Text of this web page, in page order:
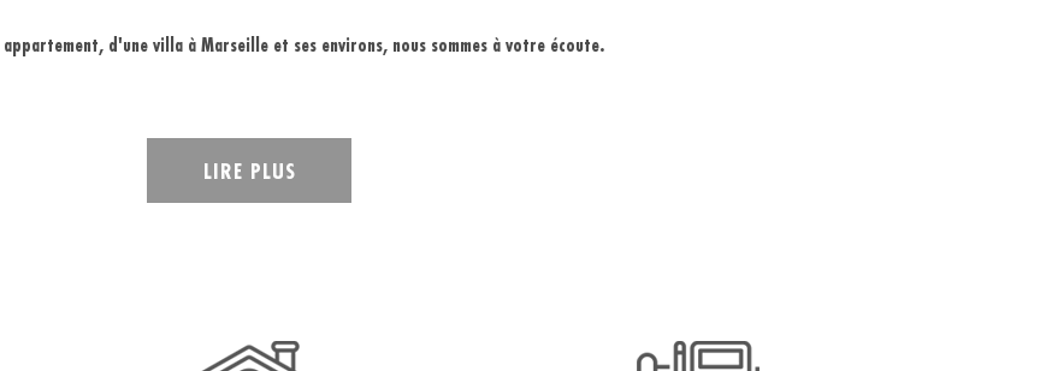
appartement, d'unevilla à Marseille et ses environs, nous sommes à votre écoute.
LIRE PLUS